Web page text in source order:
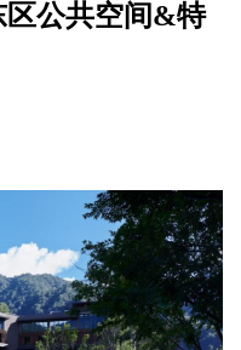
区公共空间&特